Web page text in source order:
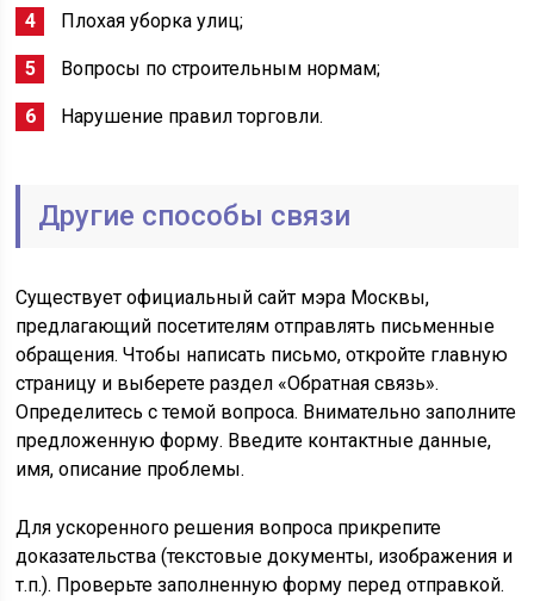
Плохая уборка улиц;
Вопросы по строительным нормам;
Нарушение правил торговли.
Другие способы связи
Существует официальный сайт мэра Москвы,
предлагающий посетителям отправлять письменные
обращения. Чтобы написать письмо, откройте главную
страницу и выберете раздел «Обратная связь».
Определитесь с темой вопроса. Внимательно заполните
предложенную форму. Введите контактные данные,
имя, описание проблемы.
Для ускоренного решения вопроса прикрепите
доказательства (текстовые документы, изображения и
т.п.). Проверьте заполненную форму перед отправкой.